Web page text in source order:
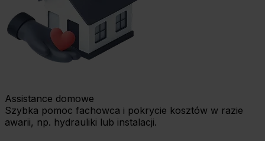
Assistance domowe
Szybka pomoc fachowca i pokrycie kosztów w razie
awarii, np. hydrauliki lub instalacji.